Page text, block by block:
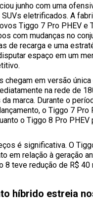
junho com uma
eletrificados. A
Tiggo 7 Pro PHEV e
com mudanças no
de recarga e uma
espaço em um
chegam em versão única
na rede de
marca. Durante o
o Tiggo 7 Pro
o Tiggo 8 Pro PHEV
é significativa. O
em relação à geração
8 teve redução de R$ 40
híbrido estreia